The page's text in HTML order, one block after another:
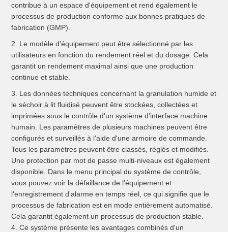
contribue à un espace d'équipement et rend également le
processus de production conforme aux bonnes pratiques de
fabrication (GMP).
2. Le modèle d'équipement peut être sélectionné par les
utilisateurs en fonction du rendement réel et du dosage.Cela
garantit un rendement maximal ainsi que une production
continue et stable.
3. Les données techniques concernant la granulation humide et
le séchoir à lit fluidisé peuvent être stockées, collectées et
imprimées sous le contrôle d'un système d'interface machine
humain. Les paramètres de plusieurs machines peuvent être
configurés et surveillés à l'aide d'une armoire de commande.
Tous les paramètres peuvent être classés, réglés et modifiés.
Une protection par mot de passe multi-niveaux est également
disponible. Dans le menu principal du système de contrôle,
vous pouvez voir la défaillance de l'équipement et
l'enregistrement d'alarme en temps réel, ce qui signifie que le
processus de fabrication est en mode entièrement automatisé.
Cela garantit également un processus de production stable.
4. Ce système présente les avantages combinés d'un